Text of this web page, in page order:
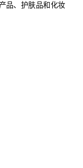
品、护肤品和化妆